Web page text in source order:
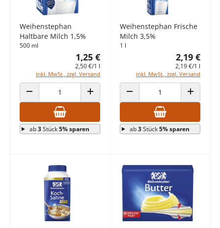
Weihenstephan
Haltbare Milch 1,5%
500 ml
1,25 €
2,50 €/1 l
inkl. MwSt., zzgl. Versand
ANZAHL VERRINGERN ANZAHL ERHÖHEN
ab3Stück5% sparen
Weihenstephan Frische
Milch 3,5%
1 l
2,19 €
2,19 €/1 l
inkl. MwSt., zzgl. Versand
ANZAHL VERRINGERN ANZAHL
ab3Stück5% sparen